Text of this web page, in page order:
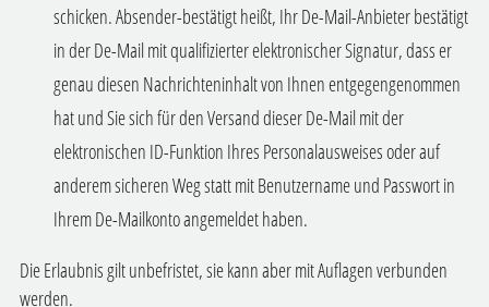
schicken. Absender-bestätigt heißt, Ihr De-Mail-Anbieter bestätigt
in der De-Mail mit qualifizierter elektronischer Signatur, dass er
genau diesen Nachrichteninhalt von Ihnen entgegengenommen
hat und Sie sich für den Versand dieser De-Mail mit der
elektronischen ID-Funktion Ihres Personalausweises oder auf
anderem sicheren Weg statt mit Benutzername und Passwort in
Ihrem De-Mailkonto angemeldet haben.
Die Erlaubnis gilt unbefristet, sie kann aber mit Auflagen verbunden
werden.